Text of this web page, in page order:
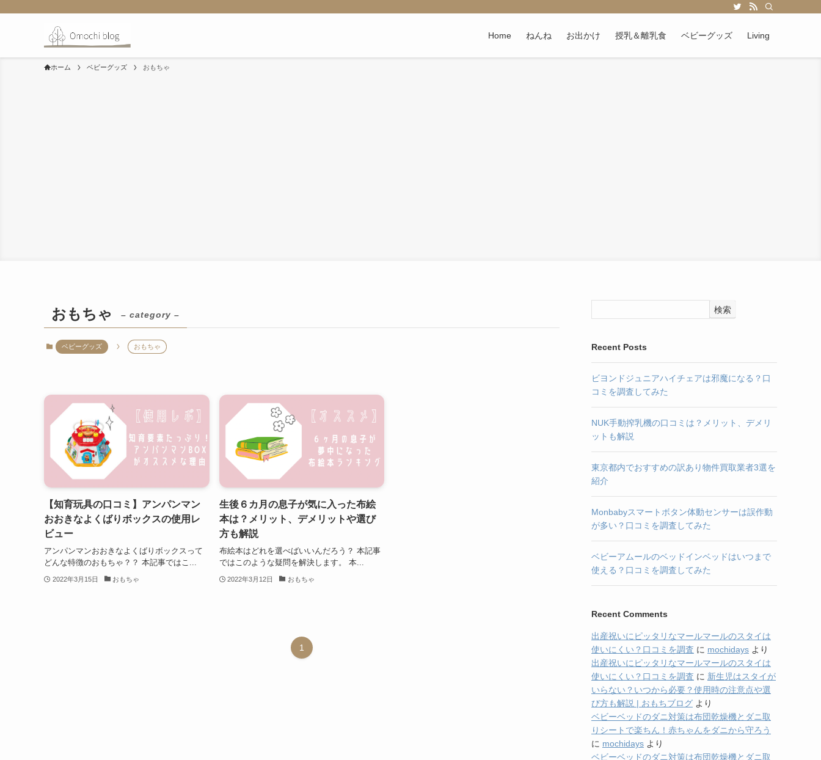
Home ねんね お出かけ 授乳＆離乳食 ベビーグッズ Living
ホーム ベビーグッズ おもちゃ
おもちゃ – category –
ベビーグッズ おもちゃ
【知育玩具の口コミ】アンパンマン
おおきなよくばりボックスの使用レ
ビュー
アンパンマンおおきなよくばりボックスって
どんな特徴のおもちゃ？？ 本記事ではこ...
2022年3月15日 おもちゃ
生後６カ月の息子が気に入った布絵
本は？メリット、デメリットや選び
方も解説
布絵本はどれを選べばいいんだろう？ 本記事
ではこのような疑問を解決します。 本...
2022年3月12日 おもちゃ
1
検索
Recent Posts
ビヨンドジュニアハイチェアは邪魔になる？口
コミを調査してみた
NUK手動搾乳機の口コミは？メリット、デメリ
ットも解説
東京都内でおすすめの訳あり物件買取業者3選を
紹介
Monbabyスマートボタン体動センサーは誤作動
が多い？口コミを調査してみた
ベビーアムールのベッドインベッドはいつまで
使える？口コミを調査してみた
Recent Comments
出産祝いにピッタリなマールマールのスタイは
使いにくい？口コミを調査 に mochidays より
出産祝いにピッタリなマールマールのスタイは
使いにくい？口コミを調査 に 新生児はスタイが
いらない？いつから必要？使用時の注意点や選
び方も解説 | おもちブログ より
ベビーベッドのダニ対策は布団乾燥機とダニ取
りシートで楽ちん！赤ちゃんをダニから守ろう
に mochidays より
ベビーベッドのダニ対策は布団乾燥機とダニ取